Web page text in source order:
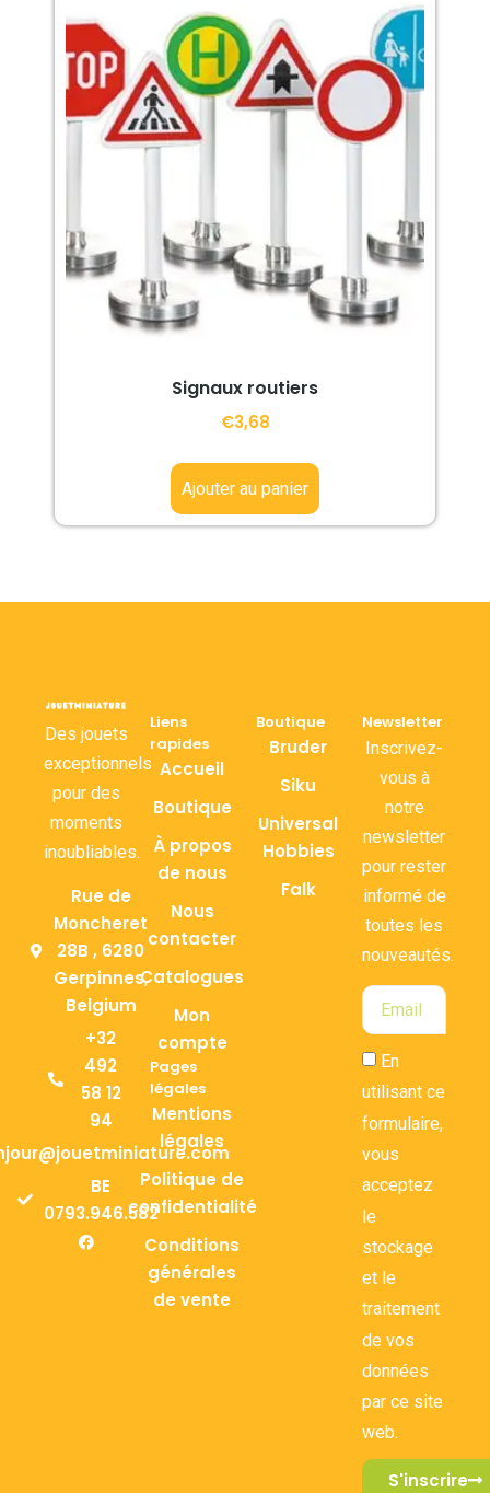
Signaux routiers
€3,68
Ajouter au panier
Des jouets
exceptionnels
pour des
moments
inoubliables.
Rue de
Moncheret
28B , 6280
Gerpinnes,
Belgium
+32
492
58 12
94
BE
0793.946.582
Liens
rapides
Accueil
Boutique
À propos
de nous
Nous
contacter
Catalogues
Mon
compte
Pages
légales
Mentions
légales
Politique de
confidentialité
Conditions
générales
de vente
Boutique
Bruder
Siku
Universal
Hobbies
Falk
Newsletter
Inscrivez-
vous à
notre
newsletter
pour rester
informé de
toutes les
nouveautés.
En
utilisant ce
formulaire,
vous
acceptez
le
stockage
et le
traitement
de vos
données
par ce site
web.
S'inscrire